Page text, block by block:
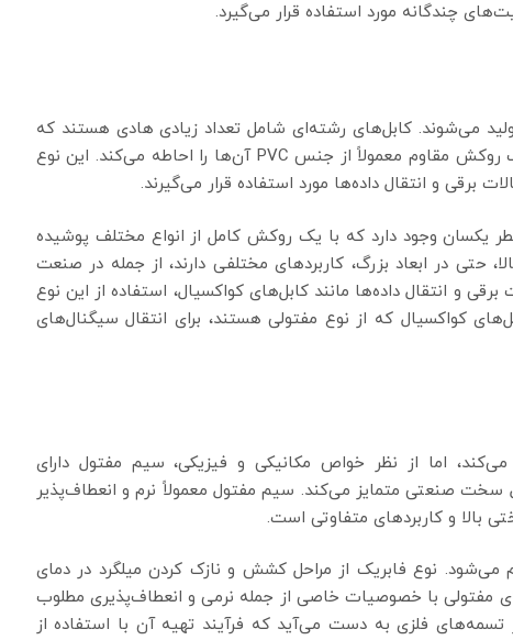
چندگانه مورد استفاده قرار می‌گیرد.
می‌شوند. کابل‌های رشته‌ای شامل تعداد زیادی هادی هستند که
عموماً از آلیاژ مس یا آلومینیوم ساخته شده‌اند و یک روکش مقاوم معمولاً از جنس PVC آن‌ها را احاطه می‌کند. این نوع
برقی و انتقال داده‌ها مورد استفاده قرار می‌گیرند.
یکسان وجود دارد که با یک روکش کامل از انواع مختلف پوشیده
حتی در ابعاد بزرگ، کاربردهای مختلفی دارند، از جمله در صنعت
و انتقال داده‌ها مانند کابل‌های کواکسیال، استفاده از این نوع
کواکسیال که از نوع مفتولی هستند، برای انتقال سیگنال‌های
اما از نظر خواص مکانیکی و فیزیکی، سیم مفتول دارای
صنعتی متمایز می‌کند. سیم مفتول معمولاً نرم و انعطاف‌پذیر
و کاربردهای متفاوتی است.
نوع فابریک از مراحل کشش و نازک کردن میلگرد در دمای
با خصوصیات خاصی از جمله نرمی و انعطاف‌پذیری مطلوب
فلزی به دست می‌آید که فرآیند تهیه آن با استفاده از